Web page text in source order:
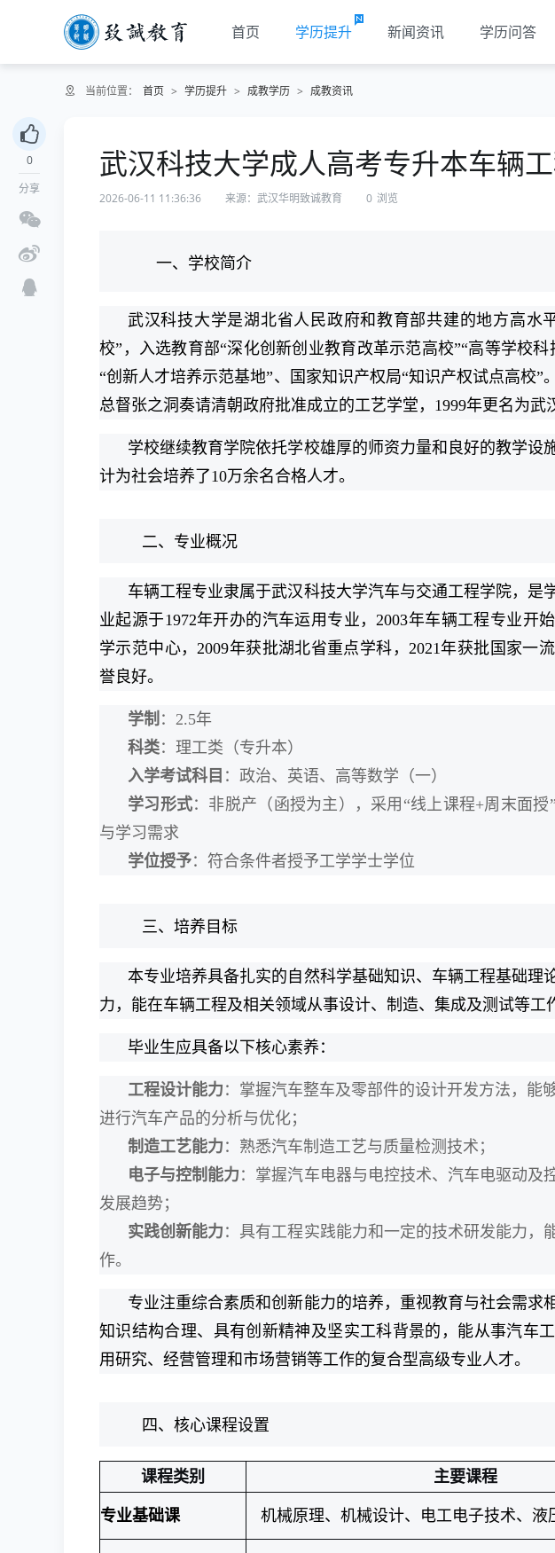
首页 学历提升 新闻资讯 学历问答
当前位置： 首页 > 学历提升 > 成教学历 > 成教资讯
0
分享
武汉科技大学成人高考专升本车辆
2026-06-11 11:36:36 来源：武汉华明致诚教育 0 浏览
一、学校简介
武汉科技大学是湖北省人民政府和教育部共建的地方高水
校”，入选教育部“深化创新创业教育改革示范高校”“高等学校
“创新人才培养示范基地”、国家知识产权局“知识产权试点高校”
总督张之洞奏请清朝政府批准成立的工艺学堂，1999年更名为武
学校继续教育学院依托学校雄厚的师资力量和良好的教学设
计为社会培养了10万余名合格人才。
二、专业概况
车辆工程专业隶属于武汉科技大学汽车与交通工程学院，是
业起源于1972年开办的汽车运用专业，2003年车辆工程专业开
学示范中心，2009年获批湖北省重点学科，2021年获批国家一
誉良好。
学制 ：2.5年
科类：理工类（专升本）
入学考试科目 ：政治、英语、高等数学（一）
学习形式：非脱产（函授为主），采用“线上课程+周末面
与学习需求
学位授予：符合条件者授予工学学士学位
三、培养目标
本专业培养具备扎实的自然科学基础知识、车辆工程基础理
力，能在车辆工程及相关领域从事设计、制造、集成及测试等工
毕业生应具备以下核心素养：
工程设计能力 ：掌握汽车整车及零部件的设计开发方法，能
进行汽车产品的分析与优化；
制造工艺能力 ：熟悉汽车制造工艺与质量检测技术；
电子与控制能力 ：掌握汽车电器与电控技术、汽车电驱动及
发展趋势；
实践创新能力 ：具有工程实践能力和一定的技术研发能力，
作。
专业注重综合素质和创新能力的培养，重视教育与社会需求
知识结构合理、具有创新精神及坚实工科背景的，能从事汽车
用研究、经营管理和市场营销等工作的复合型高级专业人才。
四、核心课程设置
课程类别 主要课程
专业基础课 机械原理、机械设计、电工电子技术、液